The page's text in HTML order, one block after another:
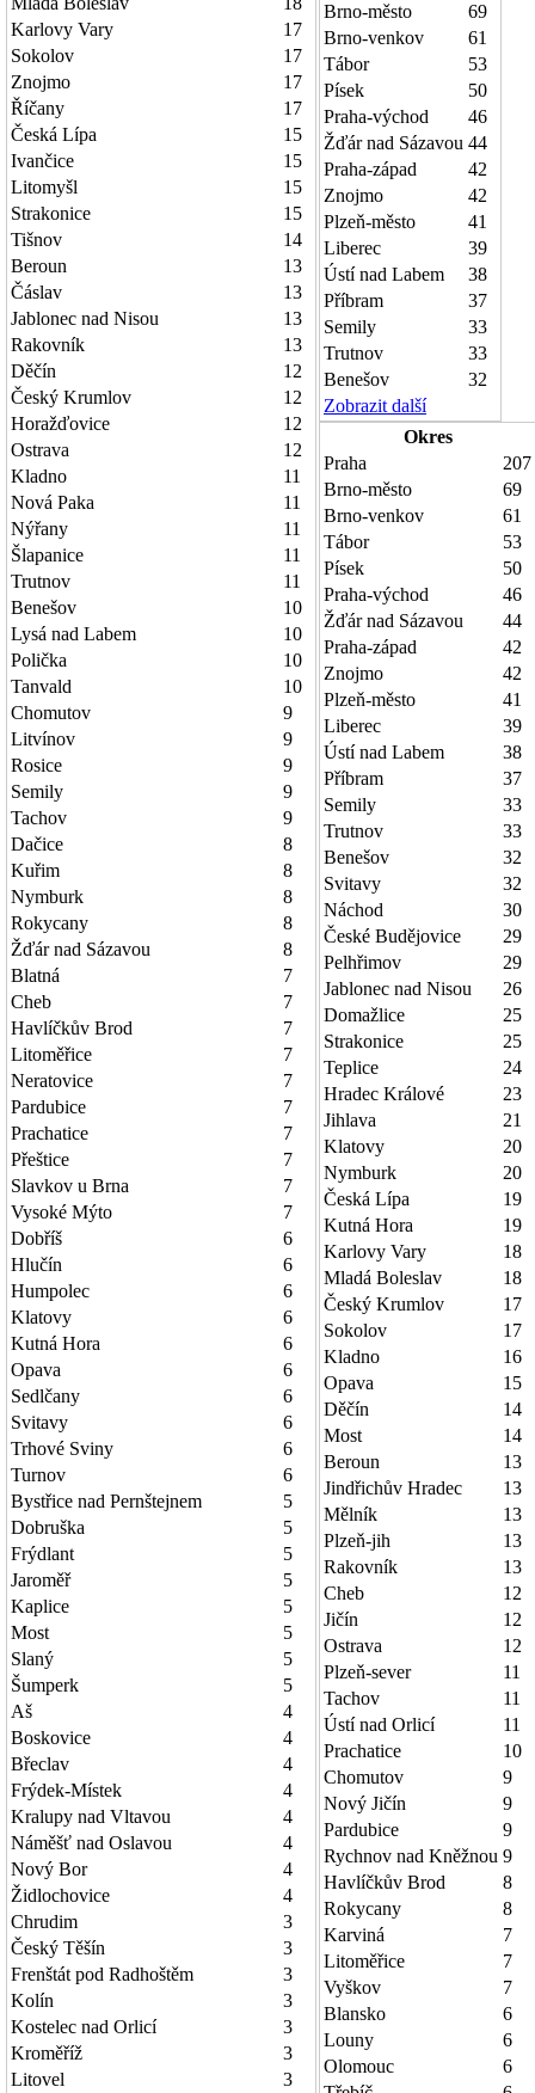
Karlovy Vary
17
Sokolov
17
Znojmo
17
Říčany
17
Česká Lípa
15
Ivančice
15
Litomyšl
15
Strakonice
15
Tišnov
14
Beroun
13
Čáslav
13
Jablonec nad Nisou
13
Rakovník
13
Děčín
12
Český Krumlov
12
Horažďovice
12
Ostrava
12
Kladno
11
Nová Paka
11
Nýřany
11
Šlapanice
11
Trutnov
11
Benešov
10
Lysá nad Labem
10
Polička
10
Tanvald
10
Chomutov
9
Litvínov
9
Rosice
9
Semily
9
Tachov
9
Dačice
8
Kuřim
8
Nymburk
8
Rokycany
8
Žďár nad Sázavou
8
Blatná
7
Cheb
7
Havlíčkův Brod
7
Litoměřice
7
Neratovice
7
Pardubice
7
Prachatice
7
Přeštice
7
Slavkov u Brna
7
Vysoké Mýto
7
Dobříš
6
Hlučín
6
Humpolec
6
Klatovy
6
Kutná Hora
6
Opava
6
Sedlčany
6
Svitavy
6
Trhové Sviny
6
Turnov
6
Bystřice nad Pernštejnem
5
Dobruška
5
Frýdlant
5
Jaroměř
5
Kaplice
5
Most
5
Slaný
5
Šumperk
5
Aš
4
Boskovice
4
Břeclav
4
Frýdek-Místek
4
Kralupy nad Vltavou
4
Náměšť nad Oslavou
4
Nový Bor
4
Židlochovice
4
Chrudim
3
Český Těšín
3
Frenštát pod Radhoštěm
3
Kolín
3
Kostelec nad Orlicí
3
Kroměříž
3
Litovel
3
Brno-město
69
Brno-venkov
61
Tábor
53
Písek
50
Praha-východ
46
Žďár nad Sázavou 44
Praha-západ
42
Znojmo
42
Plzeň-město
41
Liberec
39
Ústí nad Labem
38
Příbram
37
Semily
33
Trutnov
33
Benešov
32
Zobrazit další
Okres
Praha
207
Brno-město
69
Brno-venkov
61
Tábor
53
Písek
50
Praha-východ
46
Žďár nad Sázavou
44
Praha-západ
42
Znojmo
42
Plzeň-město
41
Liberec
39
Ústí nad Labem
38
Příbram
37
Semily
33
Trutnov
33
Benešov
32
Svitavy
32
Náchod
30
České Budějovice
29
Pelhřimov
29
Jablonec nad Nisou
26
Domažlice
25
Strakonice
25
Teplice
24
Hradec Králové
23
Jihlava
21
Klatovy
20
Nymburk
20
Česká Lípa
19
Kutná Hora
19
Karlovy Vary
18
Mladá Boleslav
18
Český Krumlov
17
Sokolov
17
Kladno
16
Opava
15
Děčín
14
Most
14
Beroun
13
Jindřichův Hradec
13
Mělník
13
Plzeň-jih
13
Rakovník
13
Cheb
12
Jičín
12
Ostrava
12
Plzeň-sever
11
Tachov
11
Ústí nad Orlicí
11
Prachatice
10
Chomutov
9
Nový Jičín
9
Pardubice
9
Rychnov nad Kněžnou 9
Havlíčkův Brod
8
Rokycany
8
Karviná
7
Litoměřice
7
Vyškov
7
Blansko
6
Louny
6
Olomouc
6